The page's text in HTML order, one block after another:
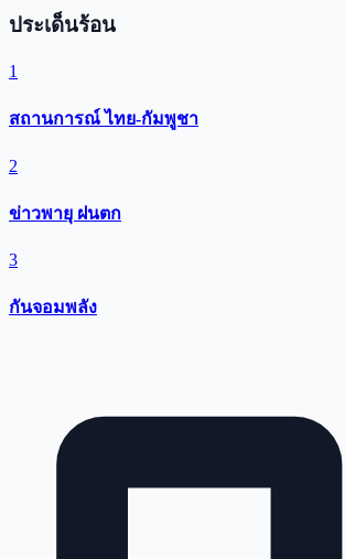
ประเด็นร้อน
1
สถานการณ์ ไทย-กัมพูชา
2
ข่าวพายุ ฝนตก
3
กันจอมพลัง